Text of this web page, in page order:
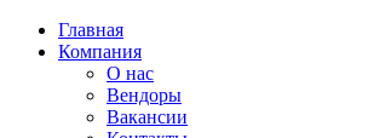
Главная
Компания
О нас
Вендоры
Вакансии